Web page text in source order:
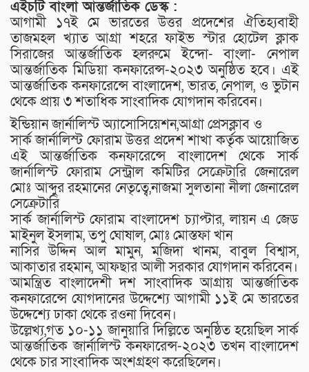
এইচটি বাংলা আন্তর্জাতিক ডেস্ক :
আগামী ১৭ই মে ভারতের উত্তর প্রদেশের ঐতিহ্যবাহী
তাজমহল খ্যাত আগ্রা শহরে ফাইভ স্টার হোটেল ক্লাক
সিরাজের আন্তর্জাতিক হলরুমে ইন্দো- বাংলা- নেপাল
আন্তর্জাতিক মিডিয়া কনফারেন্স-২০২৩ অনুষ্ঠিত হবে। এই
আন্তর্জাতিক কনফারেন্সে বাংলাদেশ, ভারত, নেপাল, ও ভুটান
থেকে প্রায় ৩ শতাধিক সাংবাদিক যোগদান করিবেন।
ইন্ডিয়ান জার্নালিস্ট অ্যাসোসিয়েশন,আগ্রা প্রেসক্লাব ও
সার্ক জার্নালিস্ট ফোরাম উত্তর প্রদেশ শাখা কর্তৃক আয়োজিত
এই আন্তর্জাতিক কনফারেন্সে বাংলাদেশ থেকে সার্ক
জার্নালিস্ট ফোরাম সেন্ট্রাল কমিটির সেক্রেটারি জেনারেল
মোঃ আব্দুর রহমানের নেতৃত্বে,নাজমা সুলতানা নীলা জেনারেল
সেক্রেটারি
সার্ক জার্নালিস্ট ফোরাম বাংলাদেশ চ্যাপ্টার, লায়ন এ জেড
মাইনুল ইসলাম, তপু ঘোষাল, মোঃ মোস্তফা খান
নাসির উদ্দিন আল মামুন, মজিদা খানম, বাবুল বিশ্বাস,
আকাতার রহমান, আফছার আলী সরকার যোগদান করিবেন।
আমন্ত্রিত বাংলাদেশী দশ সাংবাদিক আগ্রায় আন্তর্জাতিক
কনফারেন্সে যোগদানের উদ্দেশ্যে আগামী ১১ই মে ভারতের
উদ্দেশ্যে ঢাকা থেকে রওনা দিবেন।
উল্লেখ্য,গত ১০-১১ জানুয়ারি দিল্লিতে অনুষ্ঠিত হয়েছিল সার্ক
আন্তর্জাতিক জার্নালিস্ট কনফারেন্স-২০২৩ তখন বাংলাদেশ
থেকে চার সাংবাদিক অংশগ্রহণ করেছিলেন।